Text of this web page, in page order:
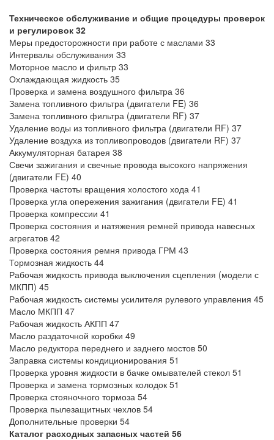
Техническое обслуживание и общие процедуры проверок
и регулировок 32
Меры предосторожности при работе с маслами 33
Интервалы обслуживания 33
Моторное масло и фильтр 33
Охлаждающая жидкость 35
Проверка и замена воздушного фильтра 36
Замена топливного фильтра (двигатели FE) 36
Замена топливного фильтра (двигатели RF) 37
Удаление воды из топливного фильтра (двигатели RF) 37
Удаление воздуха из топливопроводов (двигатели RF) 37
Аккумуляторная батарея 38
Свечи зажигания и свечные провода высокого напряжения
(двигатели FE) 40
Проверка частоты вращения холостого хода 41
Проверка угла опережения зажигания (двигатели FE) 41
Проверка компрессии 41
Проверка состояния и натяжения ремней привода навесных
агрегатов 42
Проверка состояния ремня привода ГРМ 43
Тормозная жидкость 44
Рабочая жидкость привода выключения сцепления (модели с
МКПП) 45
Рабочая жидкость системы усилителя рулевого управления 45
Масло МКПП 47
Рабочая жидкость АКПП 47
Масло раздаточной коробки 49
Масло редуктора переднего и заднего мостов 50
Заправка системы кондиционирования 51
Проверка уровня жидкости в бачке омывателей стекол 51
Проверка и замена тормозных колодок 51
Проверка стояночного тормоза 54
Проверка пылезащитных чехлов 54
Дополнительные проверки 54
Каталог расходных запасных частей 56